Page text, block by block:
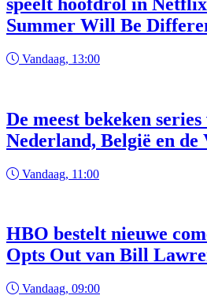
Summer Will Be
Vandaag, 13:00
De meest bekeken
Nederland, België en de
Vandaag, 11:00
HBO bestelt nieuwe
Opts Out van Bill
Vandaag, 09:00